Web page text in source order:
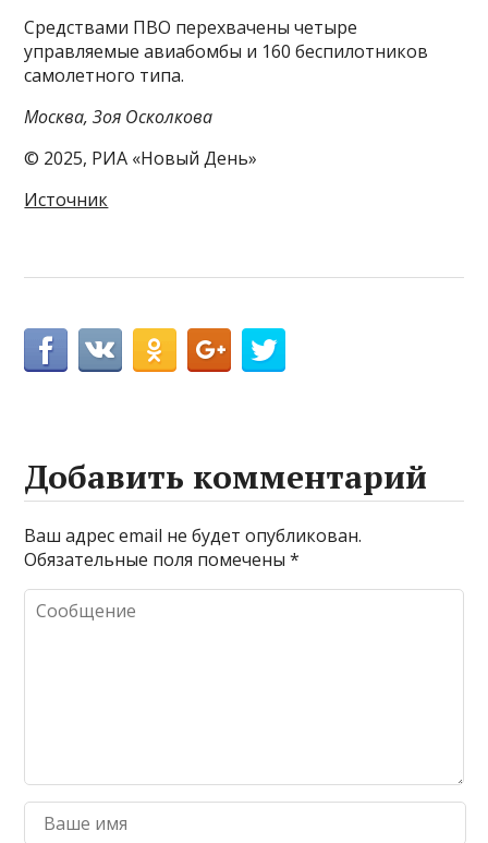
Средствами ПВО перехвачены четыре
управляемые авиабомбы и 160 беспилотников
самолетного типа.
Москва, Зоя Осколкова
© 2025, РИА «Новый День»
Источник
Добавить комментарий
Ваш адрес email не будет опубликован.
Обязательные поля помечены*